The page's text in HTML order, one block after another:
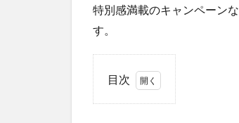
特別感満載のキャンペーン
す。
目次